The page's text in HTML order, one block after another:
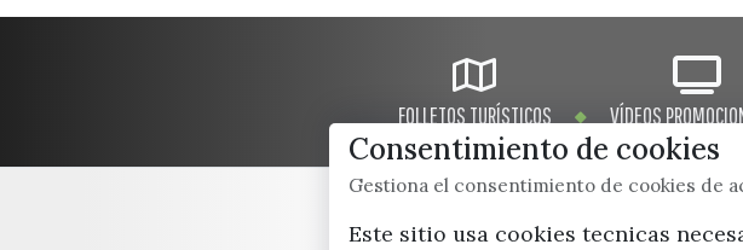
FOLLETOS TURÍSTICOS VÍDEOS
Consentimiento de cookies
Gestiona el consentimiento de cookies de
Este sitio usa cookies tecnicas